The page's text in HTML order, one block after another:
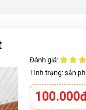
Đánh giá:
Tình trạng:sản